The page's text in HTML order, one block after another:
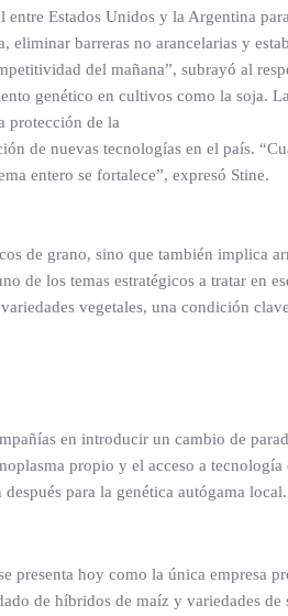
Estados Unidos y la Argentina
barreras no arancelarias y
del mañana”, subrayó al
genético en cultivos como la soja.
protección de la
de nuevas tecnologías en el país.
entero se fortalece”, expresó Stine.
de grano, sino que también implica
de los temas estratégicos a tratar en
vegetales, una condición
en introducir un cambio de
propio y el acceso a tecnología
para la genética autógama local.
presenta hoy como la única empresa
de híbridos de maíz y variedades de